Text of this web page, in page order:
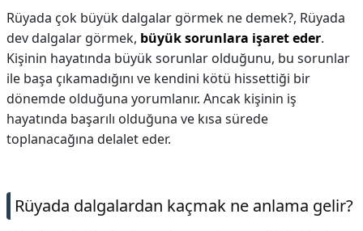
Rüyada çok büyük dalgalar görmek ne demek?, Rüyada
dev dalgalar görmek, büyük sorunlara işaret eder.
Kişinin hayatında büyük sorunlar olduğunu, bu sorunlar
ile başa çıkamadığını ve kendini kötü hissettiği bir
dönemde olduğuna yorumlanır. Ancak kişinin iş
hayatında başarılı olduğuna ve kısa sürede
toplanacağına delalet eder.
Rüyada dalgalardan kaçmak ne anlama gelir?